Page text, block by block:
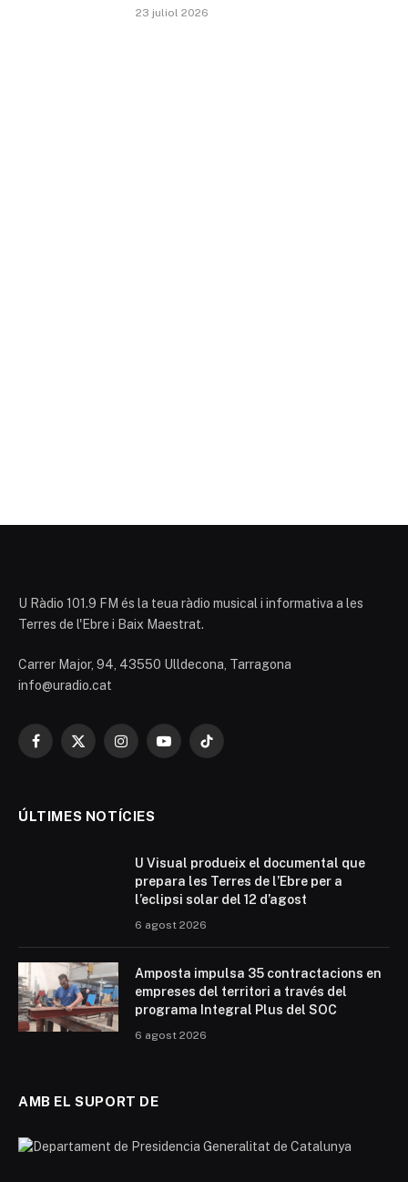
23 juliol 2026
U Ràdio 101.9 FM és la teua ràdio musical i informativa a les
Terres de l'Ebre i Baix Maestrat.
Carrer Major, 94, 43550 Ulldecona, Tarragona
info@uradio.cat
Facebook
X
InstagramYouTubeTikTok
ÚLTIMES NOTÍCIES
U Visual produeix el documental que
prepara les Terres de l’Ebre per a
l’eclipsi solar del 12 d’agost
6 agost 2026
Amposta impulsa 35 contractacions en
empreses del territori a través del
programa Integral Plus del SOC
6 agost 2026
AMB EL SUPORT DE